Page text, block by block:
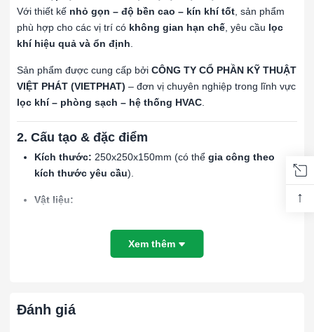
Với thiết kế nhỏ gọn – độ bền cao – kín khí tốt , sản phẩm
phù hợp cho các vị trí có không gian hạn chế , yêu cầu lọc
khí hiệu quả và ổn định
Sản phẩm được cung cấp bởi CÔNG TY CỔ PHẦN KỸ THUẬT
VIỆT PHÁT (VIETPHAT) – đơn vị chuyên nghiệp trong lĩnh vực
lọc khí – phòng sạch – hệ thống HVAC
2. Cấu tạo & đặc điểm
Kích thước: 250x250x150mm (có thể gia công theo
kích thước yêu cầu).
Vật liệu:
Tôn sơn tĩnh điện
, độ bền cao, chống gỉ sét, chống
Xem thêm
Đánh giá
↑